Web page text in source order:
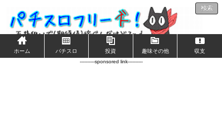
検索
ホーム パチスロ 投資 趣味その他 収支
----------sponsored link----------